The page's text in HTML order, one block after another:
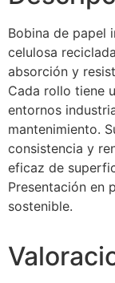
Bobina de papel
celulosa
absorción y
Cada rollo tiene
entornos
mantenimiento.
consistencia y
eficaz de
Presentación en
sostenible.